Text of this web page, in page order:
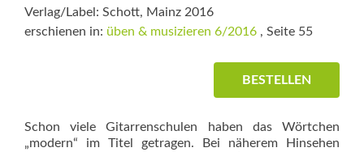
Verlag/Label: Schott, Mainz 2016
erschienen in: üben & musizieren 6/2016 , Seite 55
BESTELLEN
Schon viele Gitarrenschulen haben das Wörtchen
„modern“ im Titel getragen. Bei näherem Hinsehen